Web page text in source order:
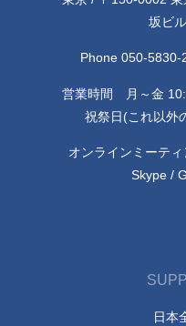
坂ビ
Phone 050-
営業時間 月～金
祝祭日(これ以外
オンラインミーテ
Skype /
日本